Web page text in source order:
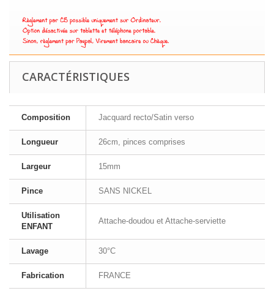
CARACTÉRISTIQUES
Composition Jacquard recto/Satin verso
Longueur 26cm, pinces comprises
Largeur 15mm
Pince SANS NICKEL
Utilisation
ENFANT
Attache-doudou et Attache-serviette
Lavage 30°C
Fabrication FRANCE